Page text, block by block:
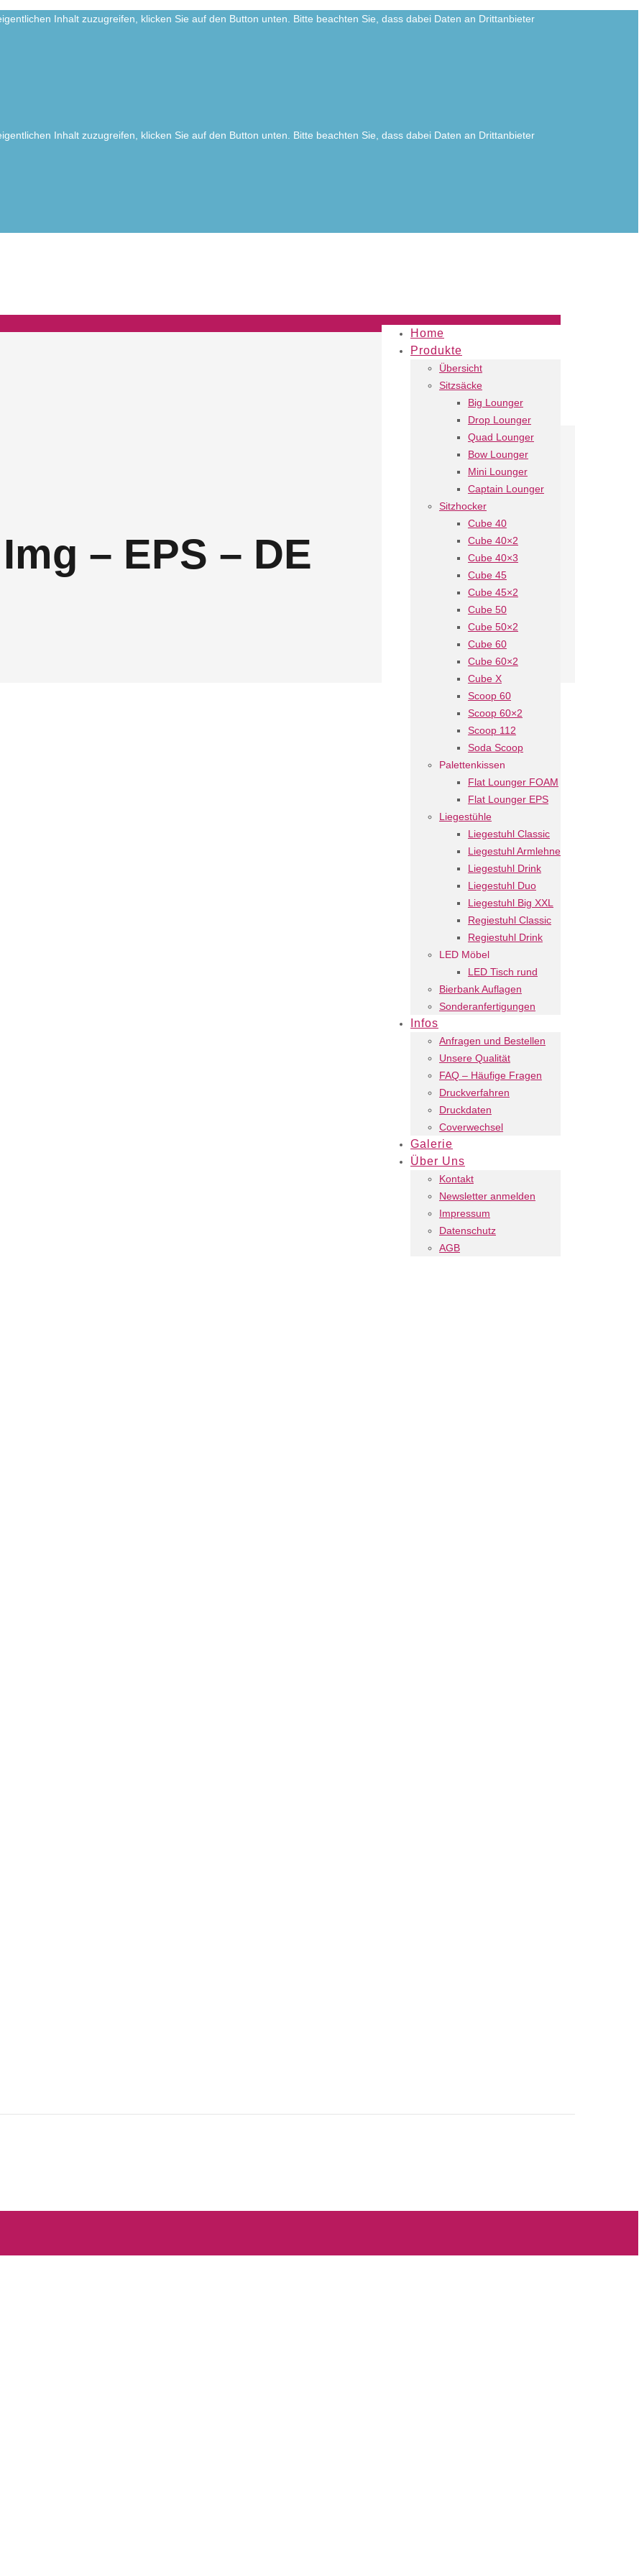
Inhalt zuzugreifen, klicken Sie auf den Button unten. Bitte beachten Sie, dass dabei Daten an Drittanbieter
Inhalt zuzugreifen, klicken Sie auf den Button unten. Bitte beachten Sie, dass dabei Daten an Drittanbieter
Home
Produkte
Übersicht
Sitzsäcke
Big Lounger
Drop Lounger
Quad Lounger
Bow Lounger
Mini Lounger
Captain Lounger
Sitzhocker
Cube 40
Cube 40×2
Cube 40×3
Cube 45
Cube 45×2
Cube 50
Cube 50×2
Cube 60
Cube 60×2
Cube X
Scoop 60
Scoop 60×2
Scoop 112
Soda Scoop
Palettenkissen
Flat Lounger FOAM
Flat Lounger EPS
Liegestühle
Liegestuhl Classic
Liegestuhl Armlehne
Liegestuhl Drink
Liegestuhl Duo
Liegestuhl Big XXL
Regiestuhl Classic
Regiestuhl Drink
LED Möbel
LED Tisch rund
Bierbank Auflagen
Sonderanfertigungen
Infos
Anfragen und Bestellen
Unsere Qualität
FAQ – Häufige Fragen
Druckverfahren
Druckdaten
Coverwechsel
Galerie
Über Uns
Kontakt
Newsletter anmelden
Impressum
Datenschutz
AGB
– EPS – DE